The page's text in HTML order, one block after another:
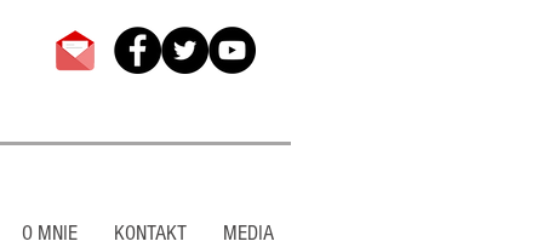
O MNIE KONTAKT MEDIA